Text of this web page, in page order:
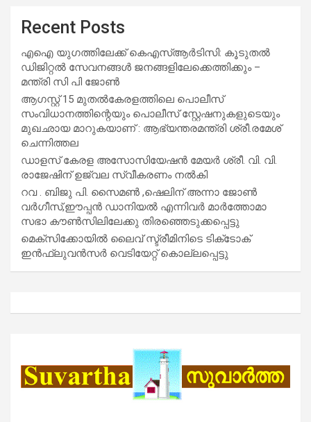
Recent Posts
എഐ യുഗത്തിലേക്ക് കെഎസ്ആർടിസി: കൂടുതൽ
ഡിജിറ്റൽ സേവനങ്ങൾ ജനങ്ങളിലേക്കെത്തിക്കും –
മന്ത്രി സി പി ജോൺ
ആഗസ്റ്റ് 15 മുതല്‍കേരളത്തിലെ പൊലീസ്
സംവിധാനത്തിന്റെയും പൊലീസ് സ്റ്റേഷനുകളുടെയും
മുഖഛായ മാറുകയാണ് : ആഭ്യന്തരമന്ത്രി ശ്രീ.രമേശ്
ചെന്നിത്തല
ഡാളസ് കേരള അസോസിയേഷൻ മേയർ ശ്രീ. വി. വി.
രാജേഷിന് ഉജ്വല സ്വീകരണം നൽകി
റവ . ബിജു പി. സൈമൺ ,ഷെലിന് അന്നാ ജോൺ
വർഗീസ്,ഈപ്പൻ ഡാനിയൽ എന്നിവർ മാർത്തോമാ
സഭാ കൗൺസിലിലേക്കു തിരഞ്ഞെടുക്കപ്പെട്ടു
മെക്സിക്കോയിൽ ലൈവ് സ്ട്രീമിനിടെ ടിക്‌ടോക്
ഇൻഫ്ലുവൻസർ വെടിയേറ്റ് കൊല്ലപ്പെട്ടു